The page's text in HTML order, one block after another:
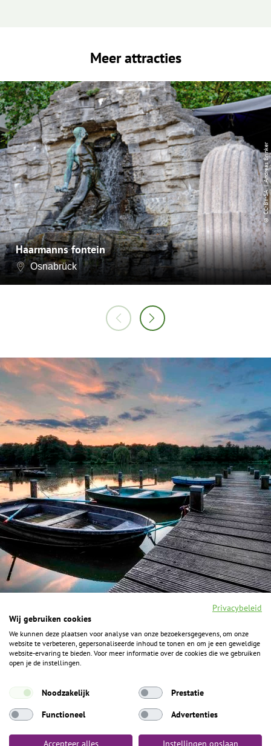
Meer attracties
Haarmanns fontein
Osnabrück
©
CC-BY-SA
| Andreas Brinker
F
a
c
o
o
I
n
s
g
a
Y
o
u
b
P
i
n
ALGEMENE INFORMATIE
Het Geheim over de grens zijn de Duitse vakantieregio’s
Privacybeleid
Wij gebruiken cookies
We kunnen deze plaatsen voor analyse van onze bezoekersgegevens, om onze
website te verbeteren, gepersonaliseerde inhoud te tonen en om je een geweldige
website-ervaring te bieden. Voor meer informatie over de cookies die we gebruiken
open je de instellingen.
Noodzakelijk
Prestatie
Functioneel
Advertenties
Accepteer alles Instellingen opslaan